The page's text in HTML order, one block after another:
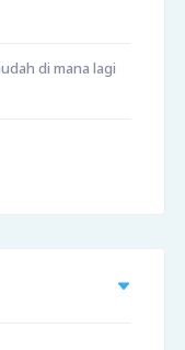
di mana lagi